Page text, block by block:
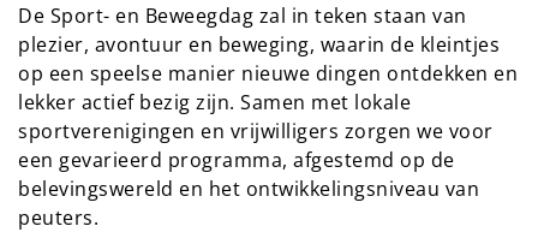
De Sport- en Beweegdag zal in teken staan van
plezier, avontuur en beweging, waarin de kleintjes
op een speelse manier nieuwe dingen ontdekken en
lekker actief bezig zijn. Samen met lokale
sportverenigingen en vrijwilligers zorgen we voor
een gevarieerd programma, afgestemd op de
belevingswereld en het ontwikkelingsniveau van
peuters.